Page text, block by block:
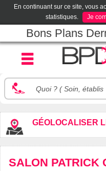
En continuant sur ce site, vous
statistiques.
Je
Bons Plans
GÉOLOCALISER
SALON PATRICK